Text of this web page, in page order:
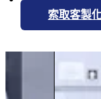
索取客製